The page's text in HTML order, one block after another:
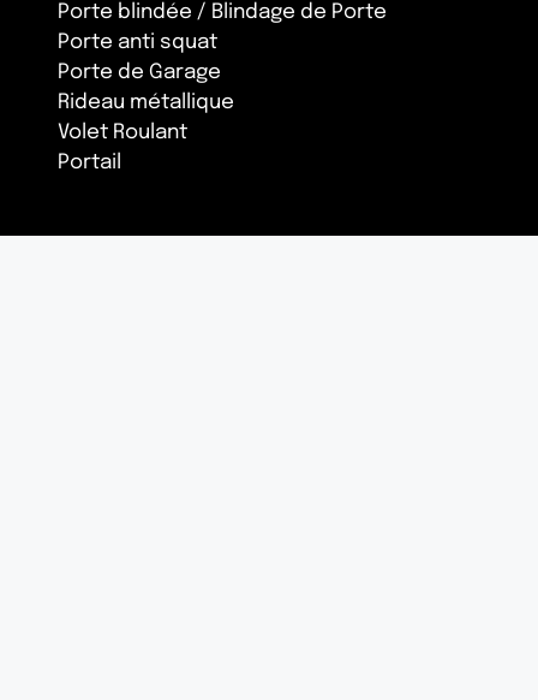
Porte blindée / Blindage de Porte
Porte anti squat
Porte de Garage
Rideau métallique
Volet Roulant
Portail